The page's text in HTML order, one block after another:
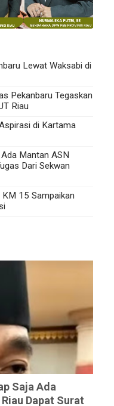
Lewat Waksabi di
Pekanbaru Tegaskan
Riau
di Kartama
Mantan ASN
Dari Sekwan
KM 15 Sampaikan
Saja Ada
Dapat Surat